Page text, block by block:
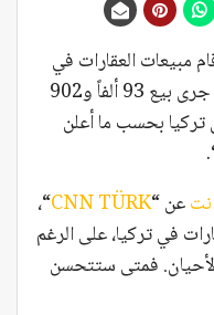
مبيعات العقارات في
تركيا لشهر شباط/ فبراير 2024، إذ جرى بيع 93 ألفاً و902
بحسب ما أعلن
عن “CNN TÜRK“،
في تركيا، على الرغم
فمتى ستتحسن